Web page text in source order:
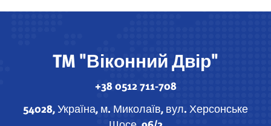
TM "Віконний Двір"
+38 0512 711-708
54028, Україна, м. Миколаїв, вул. Херсонське